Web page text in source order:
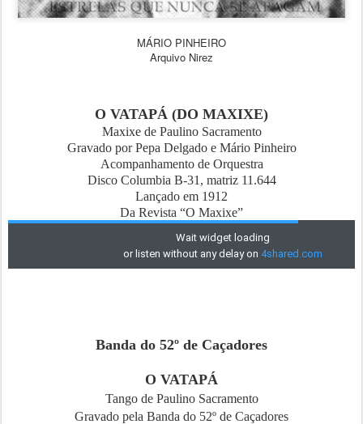
MÁRIO PINHEIRO
Arquivo Nirez
O VATAPÁ (DO MAXIXE)
Maxixe de Paulino Sacramento
Gravado por Pepa Delgado e Mário Pinheiro
Acompanhamento de Orquestra
Disco Columbia B-31, matriz 11.644
Lançado em 1912
Da Revista “O Maxixe”
Banda do 52º de Caçadores
O VATAPÁ
Tango de Paulino Sacramento
Gravado pela Banda do 52º de Caçadores